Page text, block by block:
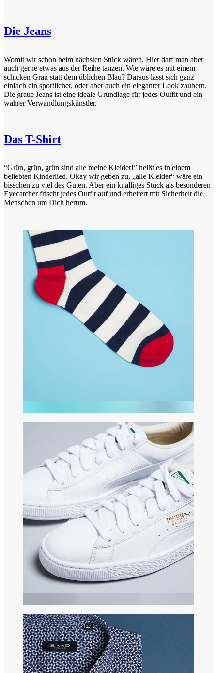
Die Jeans
Womit wir schon beim nächsten Stück wären. Hier darf man aber
auch gerne etwas aus der Reihe tanzen. Wie wäre es mit einem
schicken Grau statt dem üblichen Blau? Daraus lässt sich ganz
einfach ein sportlicher, oder aber auch ein eleganter Look zaubern.
Die graue Jeans ist eine ideale Grundlage für jedes Outfit und ein
wahrer Verwandlungskünstler.
Das T-Shirt
“Grün, grün, grün sind alle meine Kleider!” heißt es in einem
beliebten Kinderlied. Okay wir geben zu, „alle Kleider“ wäre ein
bisschen zu viel des Guten. Aber ein knalliges Stück als besonderen
Eyecatcher frischt jedes Outfit auf und erheitert mit Sicherheit die
Menschen um Dich herum.